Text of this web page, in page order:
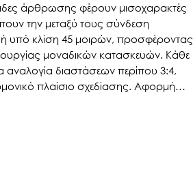
άρθρωσης φέρουν μισοχαρακτές
την μεταξύ τους σύνδεση
υπό κλίση 45 μοιρών, προσφέροντας
μοναδικών κατασκευών. Κάθε
αναλογία διαστάσεων περίπου 3:4,
πλαίσιο σχεδίασης. Αφορμή…